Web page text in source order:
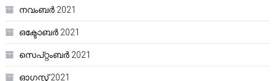
നവംബർ 2021
ഒക്ടോബർ 2021
സെപ്റ്റംബർ 2021
ഓഗസ്റ്റ്‌ 2021